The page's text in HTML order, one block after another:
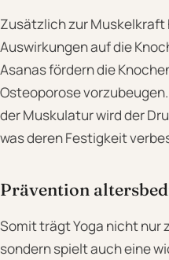
Zusätzlich zur Muskelkraft
Auswirkungen auf die
Asanas fördern die
Osteoporose
der Muskulatur wird der
was deren Festigkeit
Prävention
Somit trägt Yoga nicht nur
sondern spielt auch eine